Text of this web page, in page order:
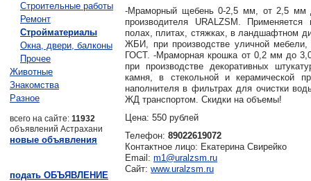
-Мраморный щебень 0-2,5 мм, от 2,5 мм
производителя URALZSM. Применяется
полах, плитах, стяжках, в ландшафтном
ЖБИ, при производстве уличной мебели,
ГОСТ. -Мраморная крошка от 0,2 мм до
при производстве декоративных
камня, в стекольной и керамической
наполнителя в фильтрах для очистки
ЖД транспортом. Скидки на объемы!
Цена: 550 рублей
Телефон: 89022619072
Контактное лицо: Екатерина Свирейко
Email: m1@uralzsm.ru
Сайт: www.uralzsm.ru
Строительные работы
Ремонт
Стройматериалы
Окна, двери, балконы
Прочее
Животные
Знакомства
Разное
всего на сайте: 11932
объявлений Астрахани
новые объявления
подать ОБЪЯВЛЕНИЕ